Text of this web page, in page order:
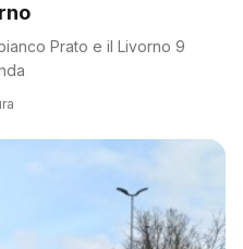
Prato e il Livorno 9